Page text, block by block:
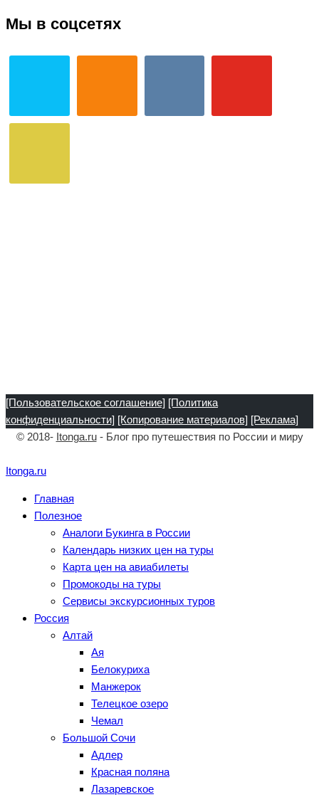
Мы в соцсетях
[Пользовательское соглашение] [Политика
конфиденциальности] [Копирование материалов] [Реклама]
© 2018- Itonga.ru- Блог про путешествия по России и миру
Itonga.ru
Главная
Полезное
Аналоги Букинга в России
Календарь низких цен на туры
Карта цен на авиабилеты
Промокоды на туры
Сервисы экскурсионных туров
Россия
Алтай
Ая
Белокуриха
Манжерок
Телецкое озеро
Чемал
Большой Сочи
Адлер
Красная поляна
Лазаревское